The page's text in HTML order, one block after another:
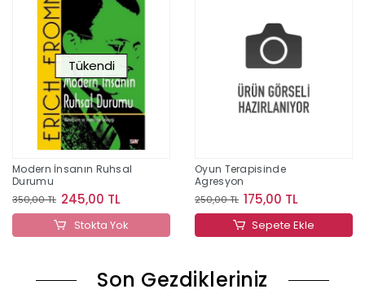
Tükendi
Modern İnsanın Ruhsal
Durumu
350,00 TL 245,00 TL
Stokta Yok
Oyun Terapisinde
Agresyon
250,00 TL 175,00 TL
Sepete Ekle
Son Gezdikleriniz